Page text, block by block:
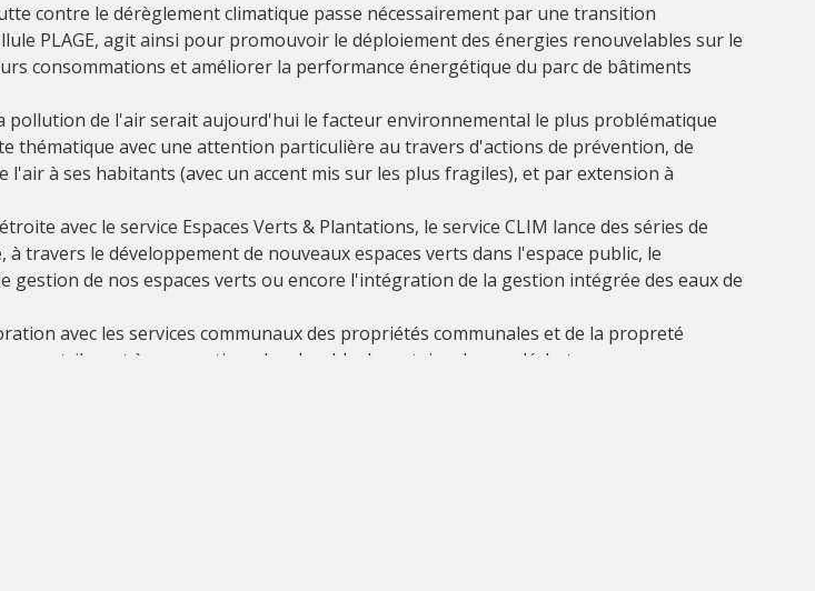
contre le dérèglement climatique passe nécessairement par une transition
PLAGE, agit ainsi pour promouvoir le déploiement des énergies renouvelables sur le
consommations et améliorer la performance énergétique du parc de bâtiments
pollution de l'air serait aujourd'hui le facteur environnemental le plus problématique
thématique avec une attention particulière au travers d'actions de prévention, de
à ses habitants (avec un accent mis sur les plus fragiles), et par extension à
avec le service Espaces Verts & Plantations, le service CLIM lance des séries de
le développement de nouveaux espaces verts dans l'espace public, le
de nos espaces verts ou encore l'intégration de la gestion intégrée des eaux de
avec les services communaux des propriétés communales et de la propreté
contribuant à une gestion plus durable de certains de nos déchets, avec